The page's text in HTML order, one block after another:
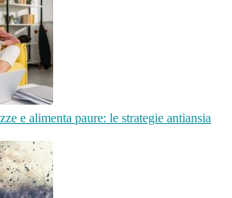
e alimenta paure: le strategie antiansia